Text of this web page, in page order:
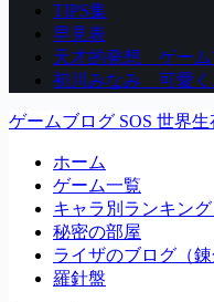
TIPS集
早見表
天才的発想 ゲーム
初川みなみ 可愛く
ゲームブログ SOS 世界生
ホーム
ゲーム一覧
キャラ別ランキング
秘密の部屋
ライザのブログ（錬
羅針盤